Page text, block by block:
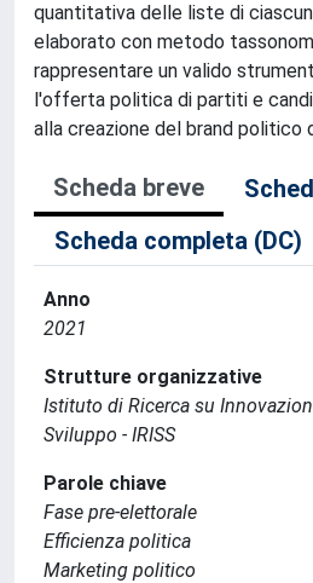
quantitativa delle liste di
elaborato con metodo
rappresentare un valido
l'offerta politica di partiti e
alla creazione del brand politico
Scheda breve
Scheda completa (DC)
Anno
2021
Strutture organizzative
Istituto di Ricerca su
Sviluppo - IRISS
Parole chiave
Fase pre-elettorale
Efficienza politica
Marketing politico